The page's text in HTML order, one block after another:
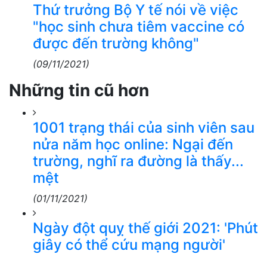
Thứ trưởng Bộ Y tế nói về việc
"học sinh chưa tiêm vaccine có
được đến trường không"
(09/11/2021)
Những tin cũ hơn
1001 trạng thái của sinh viên sau
nửa năm học online: Ngại đến
trường, nghĩ ra đường là thấy...
mệt
(01/11/2021)
Ngày đột quỵ thế giới 2021: 'Phút
giây có thể cứu mạng người'